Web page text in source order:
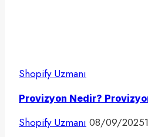
Shopify Uzmanı
Provizyon Nedir?
Shopify Uzmanı 08/09/2025